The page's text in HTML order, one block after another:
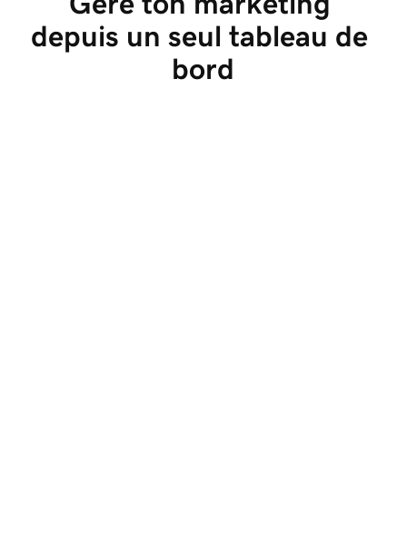
depuis un seul tableau de
bord